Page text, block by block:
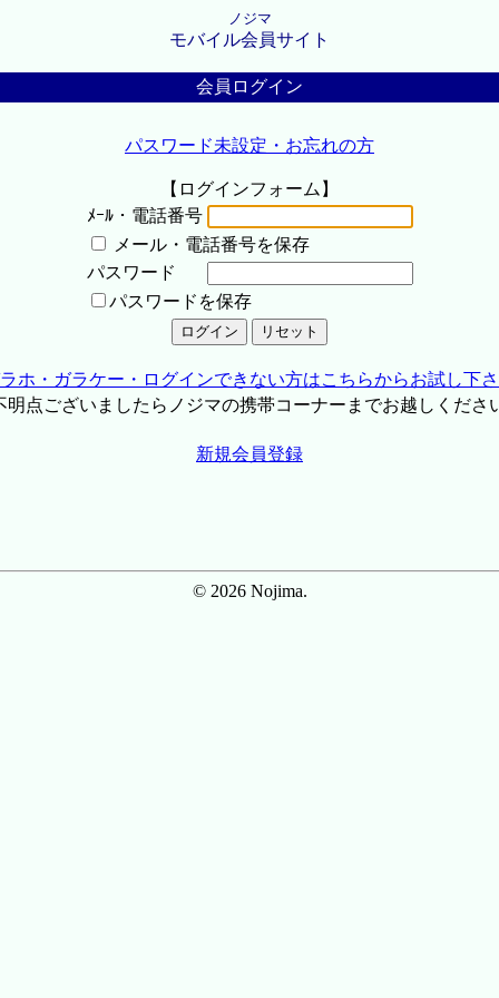
ノジマ
モバイル会員サイト
会員ログイン
パスワード未設定・お忘れの方
【ログインフォーム】
ﾒｰﾙ・電話番号
メール・電話番号を保存
パスワード
パスワードを保存
ホ・ガラケー・ログインできない方はこちらからお試し下
点ございましたらノジマの携帯コーナーまでお越しくださ
新規会員登録
© 2026 Nojima.